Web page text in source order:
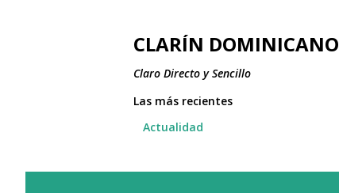
CLARÍN DOMINICANO
Claro Directo y Sencillo
Las más recientes
Actualidad